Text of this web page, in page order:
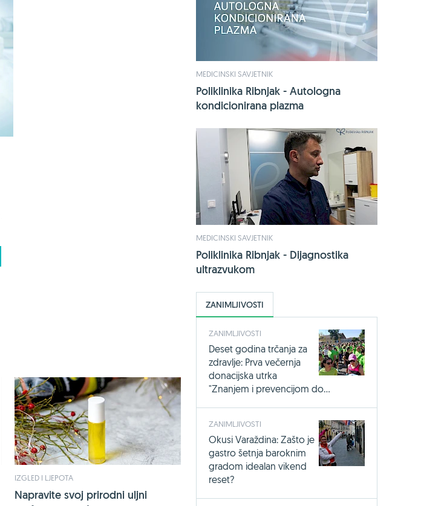
-24%
Bio-Kult, 60
IZGLED I LJEPOTA
Napravite svoj prirodni uljni
MEDICINSKI SAVJETNIK
Poliklinika Ribnjak - Autologna
kondicionirana plazma
MEDICINSKI SAVJETNIK
Poliklinika Ribnjak - Dijagnostika
ultrazvukom
ZANIMLJIVOSTI
ZANIMLJIVOSTI
Deset godina trčanja za
zdravlje: Prva večernja
donacijska utrka
"Znanjem i prevencijom do...
ZANIMLJIVOSTI
Okusi Varaždina: Zašto je
gastro šetnja baroknim
gradom idealan vikend
reset?